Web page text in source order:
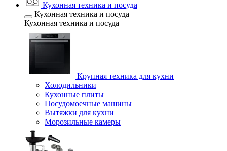
Кухонная техника и посуда
Кухонная техника и посуда
Кухонная техника и посуда
Крупная техника для кухни
Холодильники
Кухонные плиты
Посудомоечные машины
Вытяжки для кухни
Морозильные камеры